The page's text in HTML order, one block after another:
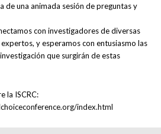
de una animada sesión de preguntas y
con investigadores de diversas
y esperamos con entusiasmo las
que surgirán de estas
la ISCRC:
index.html